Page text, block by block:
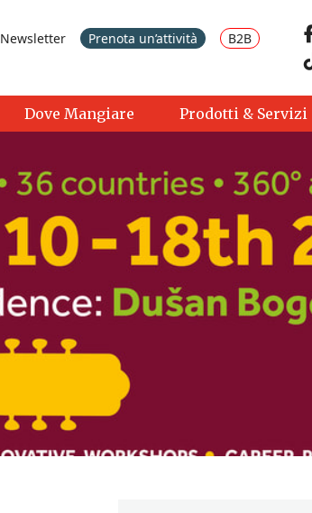
Newsletter Prenota un’attività B2B
Dove Mangiare Prodotti & Servizi